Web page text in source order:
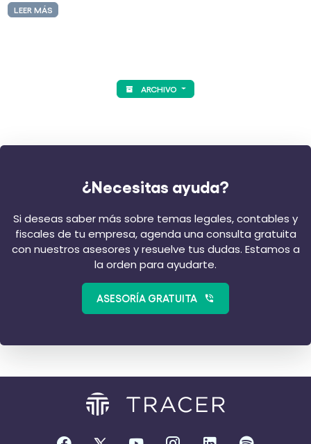
LEER MÁS
ARCHIVO
¿Necesitas ayuda?
Si deseas saber más sobre temas legales, contables y
fiscales de tu empresa, agenda una consulta gratuita
con nuestros asesores y resuelve tus dudas. Estamos a
la orden para ayudarte.
ASESORÍA GRATUITA